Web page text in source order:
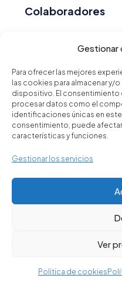
Gestionar
Para ofrecer las mejores
las cookies para almacenar y/
dispositivo. El
procesar datos como el
identificaciones únicas en
consentimiento, puede
características y funciones.
Gestionar los servicios
Ver
Política de cookies
Colaboradores